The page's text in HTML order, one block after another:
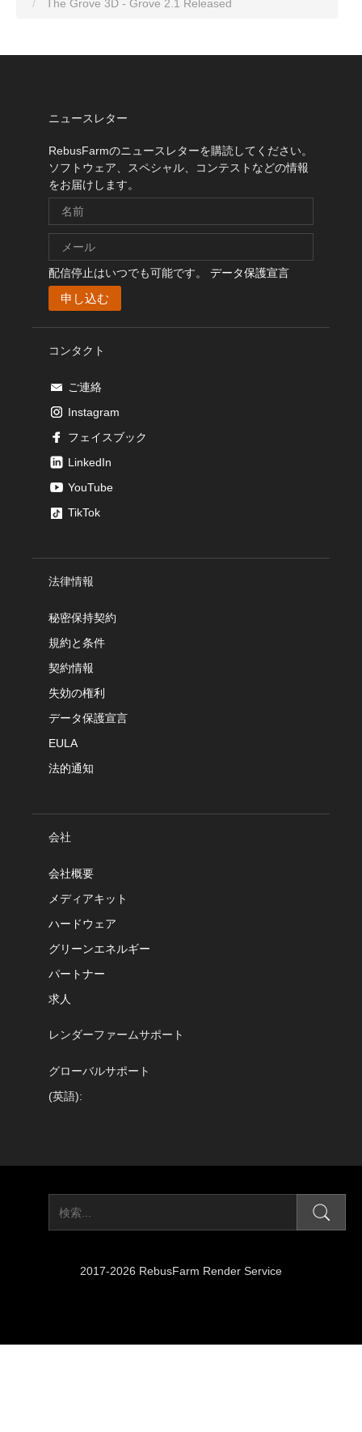
The Grove 3D - Grove 2.1 Released
ニュースレター
RebusFarmのニュースレターを購読してください。
ソフトウェア、スペシャル、コンテストなどの情報
をお届けします。
配信停止はいつでも可能です。 データ保護宣言
コンタクト
ご連絡
Instagram
フェイスブック
LinkedIn
YouTube
TikTok
法律情報
秘密保持契約
規約と条件
契約情報
失効の権利
データ保護宣言
EULA
法的通知
会社
会社概要
メディアキット
ハードウェア
グリーンエネルギー
パートナー
求人
レンダーファームサポート
グローバルサポート
(英語):
2017-2026 RebusFarm Render Service